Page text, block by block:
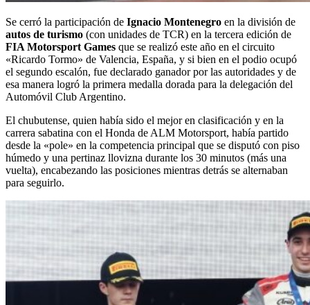
Se cerró la participación de Ignacio Montenegro en la división de
autos de turismo (con unidades de TCR) en la tercera edición de
FIA Motorsport Games que se realizó este año en el circuito
«Ricardo Tormo» de Valencia, España, y si bien en el podio ocupó
el segundo escalón, fue declarado ganador por las autoridades y de
esa manera logró la primera medalla dorada para la delegación del
Automóvil Club Argentino.
El chubutense, quien había sido el mejor en clasificación y en la
carrera sabatina con el Honda de ALM Motorsport, había partido
desde la «pole» en la competencia principal que se disputó con piso
húmedo y una pertinaz llovizna durante los 30 minutos (más una
vuelta), encabezando las posiciones mientras detrás se alternaban
para seguirlo.